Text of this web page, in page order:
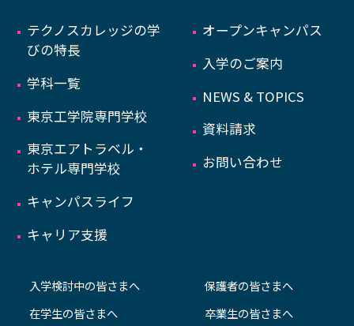
テクノスカレッジの学
びの特長
学科一覧
東京工学院専門学校
東京エアトラベル・
ホテル専門学校
キャンパスライフ
キャリア支援
オープンキャンパス
入学のご案内
NEWS & TOPICS
資料請求
お問い合わせ
入学検討中の皆さまへ
在学生の皆さまへ
保護者の皆さまへ
卒業生の皆さまへ